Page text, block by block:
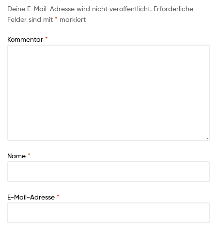
Deine E-Mail-Adresse wird nicht veröffentlicht. Erforderliche
Felder sind mit * markiert
Kommentar *
Name *
E-Mail-Adresse *